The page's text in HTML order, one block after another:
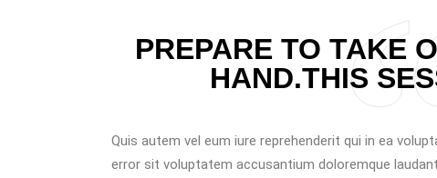
PREPARE TO TAKE
HAND.THIS
Quis autem vel eum iure reprehenderit qui in ea
error sit voluptatem accusantium doloremque